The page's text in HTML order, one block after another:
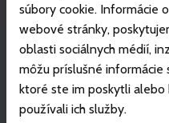
súbory cookie. Informácie
webové stránky,
oblasti sociálnych médií,
môžu príslušné informácie
ktoré ste im poskytli alebo
používali ich služby.